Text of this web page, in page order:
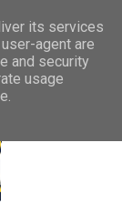
its services
agent are
and security
usage